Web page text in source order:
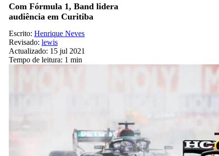
Com Fórmula 1, Band lidera
audiência em Curitiba
Escrito: Henrique Neves
Revisado: lewis
Actualizado: 15 jul 2021
Tempo de leitura: 1 min